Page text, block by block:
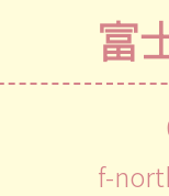
富
f-